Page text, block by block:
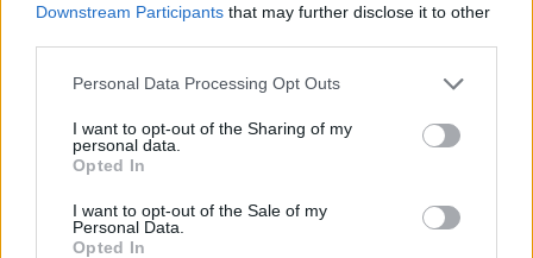
Downstream Participants that may further disclose it to other
Personal Data Processing Opt Outs
I want to opt-out of the Sharing of my
personal data.
Opted In
I want to opt-out of the Sale of my
Personal Data.
Opted In